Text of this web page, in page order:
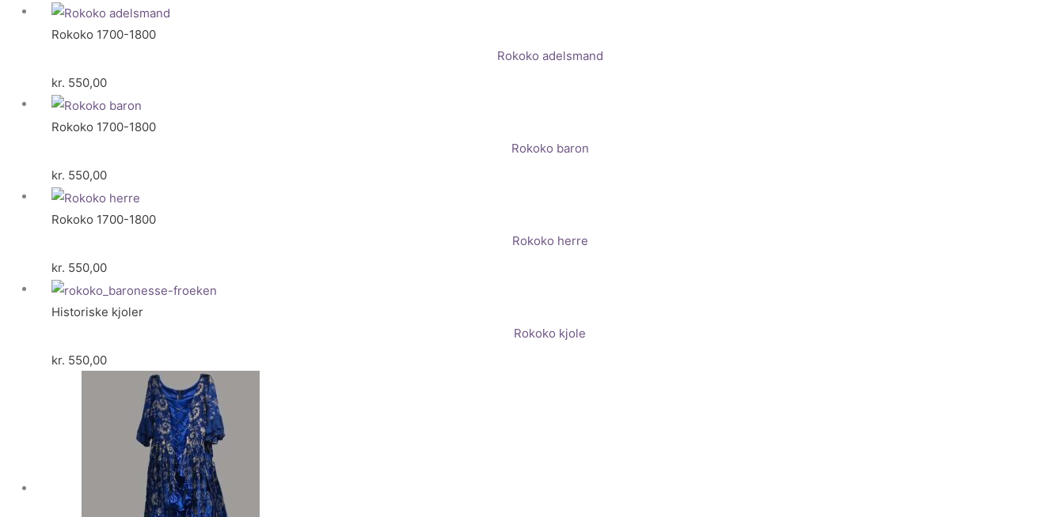
Rokoko 1700-1800
Rokoko adelsmand
kr. 550,00
Rokoko 1700-1800
Rokoko baron
kr. 550,00
Rokoko 1700-1800
Rokoko herre
kr. 550,00
Historiske kjoler
Rokoko kjole
kr. 550,00